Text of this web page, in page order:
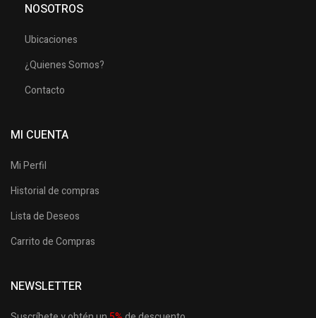
NOSOTROS
Ubicaciones
¿Quienes Somos?
Contacto
MI CUENTA
Mi Perfil
Historial de compras
Lista de Deseos
Carrito de Compras
NEWSLETTER